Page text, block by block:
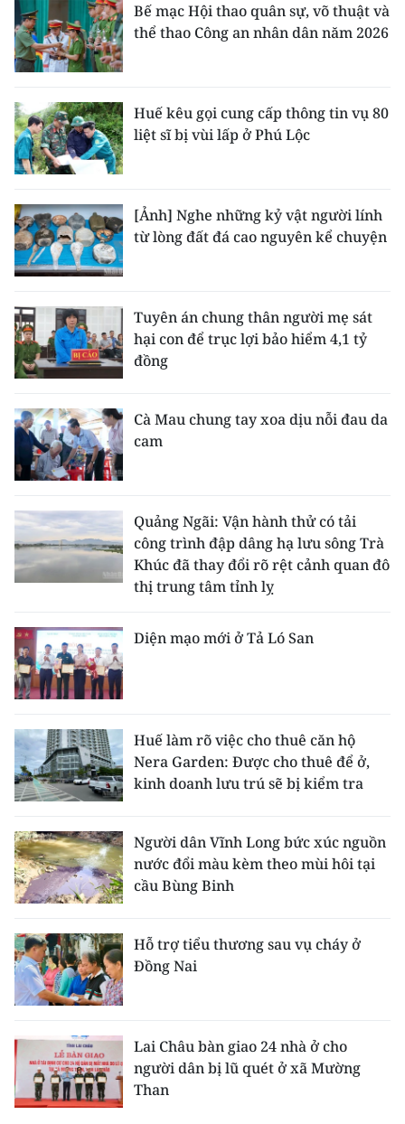
Bế mạc Hội thao quân sự, võ thuật và
thể thao Công an nhân dân năm 2026
Huế kêu gọi cung cấp thông tin vụ 80
liệt sĩ bị vùi lấp ở Phú Lộc
[Ảnh] Nghe những kỷ vật người lính
từ lòng đất đá cao nguyên kể chuyện
Tuyên án chung thân người mẹ sát
hại con để trục lợi bảo hiểm 4,1 tỷ
đồng
Cà Mau chung tay xoa dịu nỗi đau da
cam
Quảng Ngãi: Vận hành thử có tải
công trình đập dâng hạ lưu sông Trà
Khúc đã thay đổi rõ rệt cảnh quan đô
thị trung tâm tỉnh lỵ
Diện mạo mới ở Tả Ló San
Huế làm rõ việc cho thuê căn hộ
Nera Garden: Được cho thuê để ở,
kinh doanh lưu trú sẽ bị kiểm tra
Người dân Vĩnh Long bức xúc nguồn
nước đổi màu kèm theo mùi hôi tại
cầu Bùng Binh
Hỗ trợ tiểu thương sau vụ cháy ở
Đồng Nai
Lai Châu bàn giao 24 nhà ở cho
người dân bị lũ quét ở xã Mường
Than